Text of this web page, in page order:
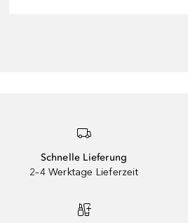
Schnelle Lieferung
2–4 Werktage Lieferzeit